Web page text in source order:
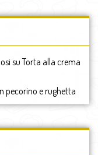
suTorta alla crema
pecorino e rughetta